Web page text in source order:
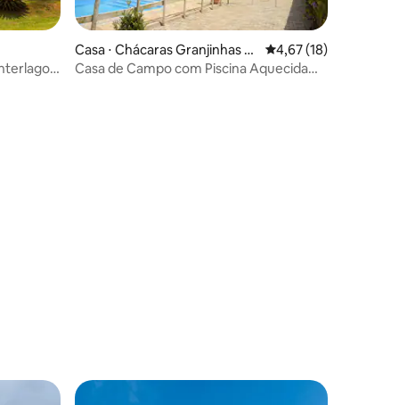
Casa ⋅ Chácaras Granjinhas R
egina Maria
4,67 de uma
4,67 (18)
Casa de Campo com Piscina Aquecida